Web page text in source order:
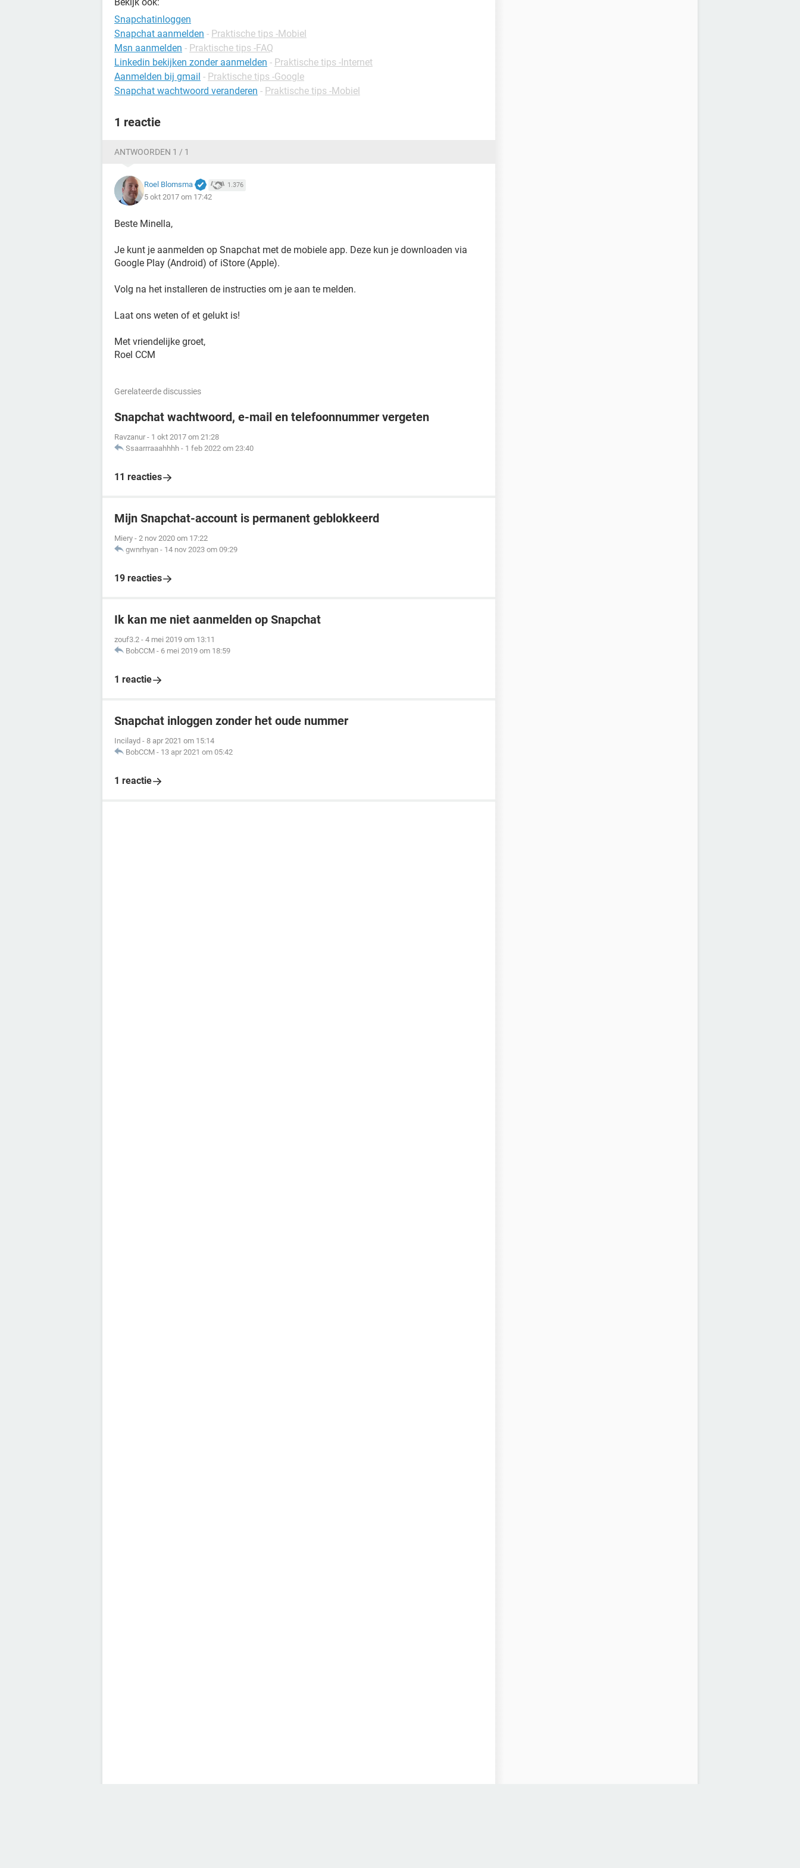
Snapchatinloggen
Snapchat aanmelden - Praktische tips -Mobiel
Msn aanmelden - Praktische tips -FAQ
Linkedin bekijken zonder aanmelden - Praktische tips -Internet
Aanmelden bij gmail - Praktische tips -Google
Snapchat wachtwoord veranderen - Praktische tips -Mobiel
1 reactie
ANTWOORDEN 1 / 1
Roel Blomsma 1.376
5 okt 2017 om 17:42
Beste Minella,
Je kunt je aanmelden op Snapchat met de mobiele app. Deze kun je downloaden via
Google Play (Android) of iStore (Apple).
Volg na het installeren de instructies om je aan te melden.
Laat ons weten of et gelukt is!
Met vriendelijke groet,
Roel CCM
Gerelateerde discussies
Snapchat wachtwoord, e-mail en telefoonnummer vergeten
Ravzanur - 1 okt 2017 om 21:28
Ssaarrraaahhhh - 1 feb 2022 om 23:40
11 reacties
Mijn Snapchat-account is permanent geblokkeerd
Miery - 2 nov 2020 om 17:22
gwnrhyan - 14 nov 2023 om 09:29
19 reacties
Ik kan me niet aanmelden op Snapchat
zouf3.2 - 4 mei 2019 om 13:11
BobCCM - 6 mei 2019 om 18:59
1 reactie
Snapchat inloggen zonder het oude nummer
Incilayd - 8 apr 2021 om 15:14
BobCCM - 13 apr 2021 om 05:42
1 reactie